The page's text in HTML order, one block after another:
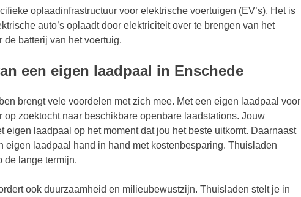
oplaadinfrastructuur voor elektrische voertuigen (EV’s). Het is
auto’s oplaadt door elektriciteit over te brengen van het
batterij van het voertuig.
een eigen laadpaal in Enschede
brengt vele voordelen met zich mee. Met een eigen laadpaal voor
op zoektocht naar beschikbare openbare laadstations. Jouw
eigen laadpaal op het moment dat jou het beste uitkomt. Daarnaast
eigen laadpaal hand in hand met kostenbesparing. Thuisladen
de lange termijn.
ook duurzaamheid en milieubewustzijn. Thuisladen stelt je in